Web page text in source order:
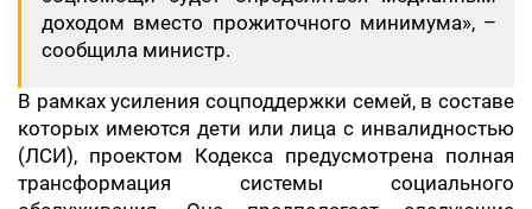
доходом вместо прожиточного минимума», –
сообщила министр.
В рамках усиления соцподдержки семей, в составе
которых имеются дети или лица с инвалидностью
(ЛСИ), проектом Кодекса предусмотрена полная
трансформация системы социального